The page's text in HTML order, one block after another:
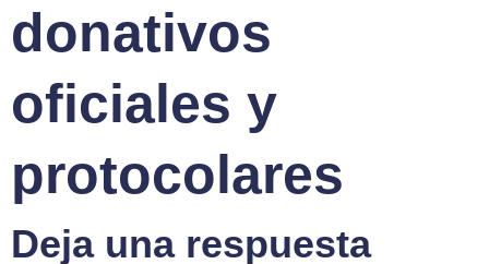
donativos
oficiales y
protocolares
Deja una respuesta